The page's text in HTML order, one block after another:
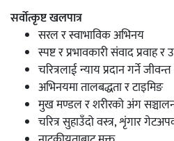
सर्वोत्कृष्ट खलपात्र
सरल र स्वाभाविक अभिनय
स्पष्ट र प्रभावकारी संवाद प्रवाह र
चरित्रलाई न्याय प्रदान गर्ने
अभिनयमा तालबद्धता र टाइमिङ
मुख मण्डल र शरीरको अंग
चरित्र सुहाउँदो वस्त्र, शृंगार